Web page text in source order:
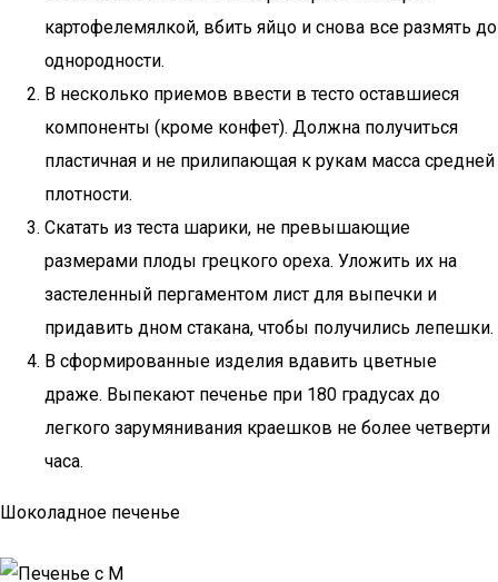
картофелемялкой, вбить яйцо и снова все размять до
однородности.
В несколько приемов ввести в тесто оставшиеся
компоненты (кроме конфет). Должна получиться
пластичная и не прилипающая к рукам масса средней
плотности.
Скатать из теста шарики, не превышающие
размерами плоды грецкого ореха. Уложить их на
застеленный пергаментом лист для выпечки и
придавить дном стакана, чтобы получились лепешки.
В сформированные изделия вдавить цветные
драже. Выпекают печенье при 180 градусах до
легкого зарумянивания краешков не более четверти
часа.
Шоколадное печенье